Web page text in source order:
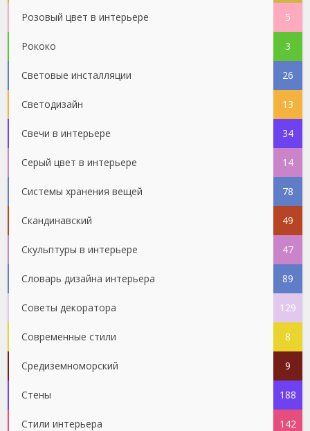
Розовый цвет в интерьере 5
Рококо 3
Световые инсталляции 26
Светодизайн 13
Свечи в интерьере 34
Серый цвет в интерьере 14
Системы хранения вещей 78
Скандинавский 49
Скульптуры в интерьере 47
Словарь дизайна интерьера 89
Советы декоратора 129
Современные стили 8
Средиземноморский 9
Стены 188
Стили интерьера 142